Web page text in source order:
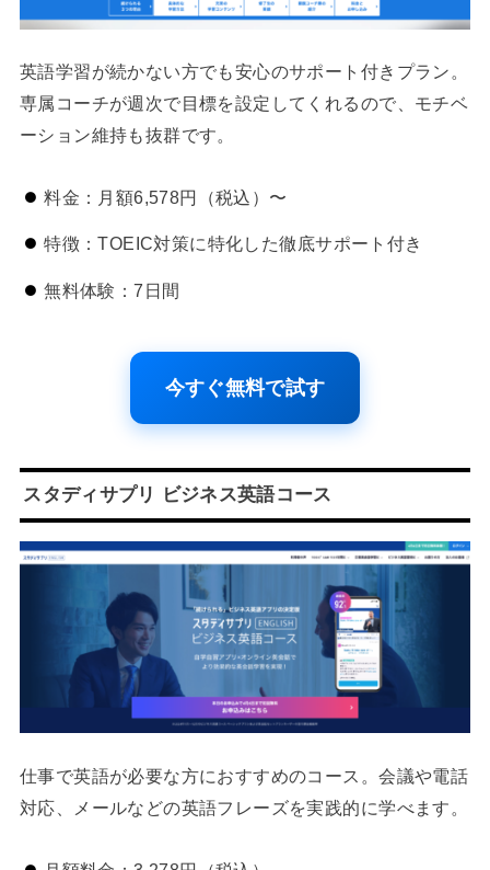
英語学習が続かない方でも安心のサポート付きプラン。
専属コーチが週次で目標を設定してくれるので、モチベ
ーション維持も抜群です。
料金：月額6,578円（税込）〜
特徴：TOEIC対策に特化した徹底サポート付き
無料体験：7日間
今すぐ無料で試す
スタディサプリ ビジネス英語コース
仕事で英語が必要な方におすすめのコース。会議や電話
対応、メールなどの英語フレーズを実践的に学べます。